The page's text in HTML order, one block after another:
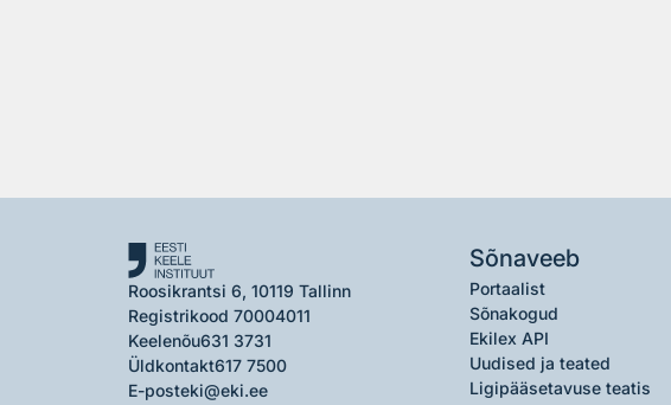
Roosikrantsi 6, 10119 Tallinn
Registrikood 70004011
Keelenõu631 3731
Üldkontakt617 7500
E-posteki@eki.ee
Sõnaveeb
Portaalist
Sõnakogud
Ekilex API
Uudised ja teated
Ligipääsetavuse teatis